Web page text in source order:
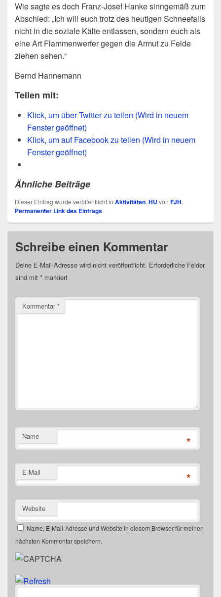
Wie sagte es doch Franz-Josef Hanke sinngemäß zum
Abschied: „Ich will euch trotz des heutigen Schneefalls
nicht in die soziale Kälte entlassen, sondern euch als
eine Art Flammenwerfer gegen die Armut zu Felde
ziehen sehen.“
Bernd Hannemann
Teilen mit:
Klick, um über Twitter zu teilen (Wird in neuem
Fenster geöffnet)
Klick, um auf Facebook zu teilen (Wird in neuem
Fenster geöffnet)
Ähnliche Beiträge
Dieser Eintrag wurde veröffentlicht in Aktivitäten, HU von FJH.
Permanenter Link des Eintrags.
Schreibe einen Kommentar
Deine E-Mail-Adresse wird nicht veröffentlicht. Erforderliche Felder
sind mit * markiert
Kommentar*
Name *
E-Mail *
Website
Name, E-Mail-Adresse und Website in diesem Browser für meinen
nächsten Kommentar speichern.